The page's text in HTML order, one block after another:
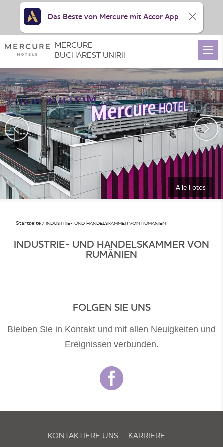
Alle Fotos
Startseite INDUSTRIE- UND HANDELSKAMMER VON RUMÄNIEN
INDUSTRIE- UND HANDELSKAMMER VON
RUMÄNIEN
FOLGEN SIE UNS
Bleiben Sie in Kontakt und mit allen Neuigkeiten und
Ereignissen verbunden.
KONTAKTIERE UNS KARRIERE
MERCURE
BUCHAREST UNIRII
Das Beste von Mercure mit Accor App